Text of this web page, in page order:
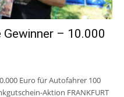
– 10.000
Euro für Autofahrer 100
Aktion FRANKFURT